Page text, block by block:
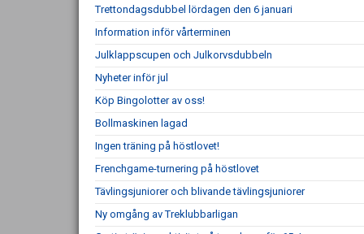
Trettondagsdubbel lördagen den 6 januari
Information inför vårterminen
Julklappscupen och Julkorvsdubbeln
Nyheter inför jul
Köp Bingolotter av oss!
Bollmaskinen lagad
Ingen träning på höstlovet!
Frenchgame-turnering på höstlovet
Tävlingsjuniorer och blivande tävlingsjuniorer
Ny omgång av Treklubbarligan